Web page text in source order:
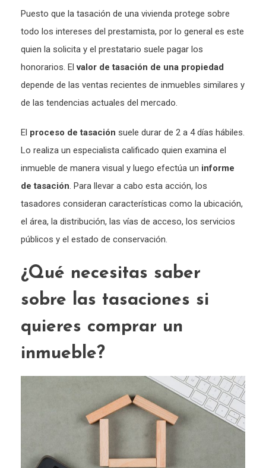
Puesto que la tasación de una vivienda protege sobre
todo los intereses del prestamista, por lo general es este
quien la solicita y el prestatario suele pagar los
honorarios. Elvalor de tasación de una propiedad
depende de las ventas recientes de inmuebles similares y
de las tendencias actuales del mercado.
El proceso de tasación suele durar de 2 a 4 días hábiles.
Lo realiza un especialista calificado quien examina el
inmueble de manera visual y luego efectúa un informe
de tasación. Para llevar a cabo esta acción, los
tasadores consideran características como la ubicación,
el área, la distribución, las vías de acceso, los servicios
públicos y el estado de conservación.
¿Qué necesitas saber
sobre las tasaciones si
quieres comprar un
inmueble?